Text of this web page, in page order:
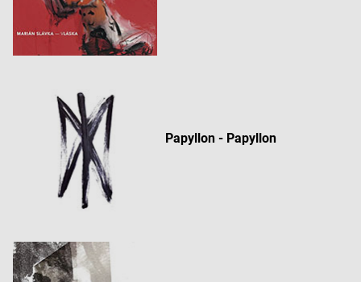
Meranie výkonnosti reklamy
Meranie výkonnosti obsahu
alebo spájania údajov z rôznych zdrojov
Vývoj a zlepšovanie služieb
Použitie obmedzených údajov na výber obsahu
Špeciálne funkcie IAB:
Používanie presných údajov o geografickej
Identifikácia zariadení na základe aktívne
vyžiadaných informácií
Papyllon - Papyllon